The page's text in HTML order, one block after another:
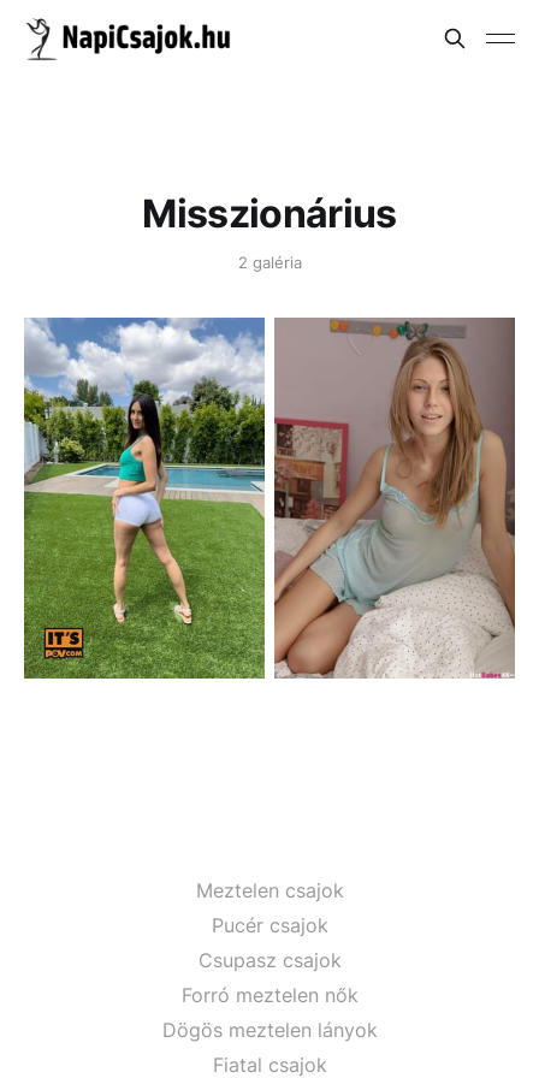
Misszionárius
2 galéria
Meztelen csajok
Pucér csajok
Csupasz csajok
Forró meztelen nők
Dögös meztelen lányok
Fiatal csajok